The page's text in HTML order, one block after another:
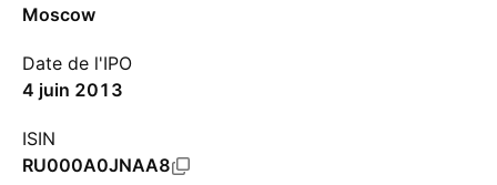
Moscow
Date de l'IPO
4 juin 2013
ISIN
RU000A0JNAA8